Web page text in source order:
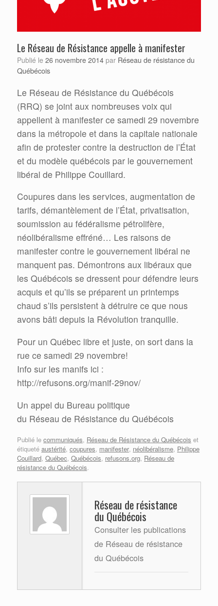
Le Réseau de Résistance appelle à manifester
Publié le 26 novembre 2014 par Réseau de résistance du
Québécois
Le Réseau de Résistance du Québécois
(RRQ) se joint aux nombreuses voix qui
appellent à manifester ce samedi 29 novembre
dans la métropole et dans la capitale nationale
afin de protester contre la destruction de l’État
et du modèle québécois par le gouvernement
libéral de Philippe Couillard.
Coupures dans les services, augmentation de
tarifs, démantèlement de l’État, privatisation,
soumission au fédéralisme pétrolifère,
néolibéralisme effréné… Les raisons de
manifester contre le gouvernement libéral ne
manquent pas. Démontrons aux libéraux que
les Québécois se dressent pour défendre leurs
acquis et qu’ils se préparent un printemps
chaud s’ils persistent à détruire ce que nous
avons bâti depuis la Révolution tranquille.
Pour un Québec libre et juste, on sort dans la
rue ce samedi 29 novembre!
Info sur les manifs ici :
http://refusons.org/manif-29nov/
Un appel du Bureau politique
du Réseau de Résistance du Québécois
Publié le communiqués, Réseau de Résistance du Québécois et
étiqueté austérité, coupures, manifester, néolibéralisme, Philippe
Couillard, Québec, Québécois, refusons.org, Réseau de
résistance du Québécois.
Réseau de résistance
du Québécois
Consulter les publications
de Réseau de résistance
du Québécois